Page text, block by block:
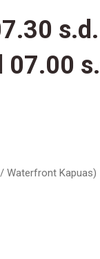
07.00
Waterfront Kapuas)